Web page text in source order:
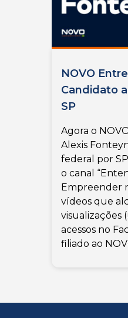
NOVO
Candidato
SP
Agora o
Alexis
federal por
o canal
Empreender
vídeos que
visualizações
acessos no
filiado ao